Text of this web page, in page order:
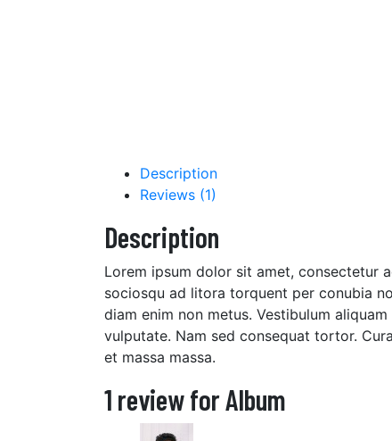
Description
Reviews (1)
Description
Lorem ipsum dolor sit amet, consectetur
sociosqu ad litora torquent per conubia
diam enim non metus. Vestibulum
vulputate. Nam sed consequat tortor.
et massa massa.
1 review forAlbum